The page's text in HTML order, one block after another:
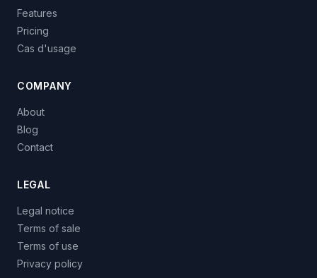
Features
Pricing
Cas d'usage
COMPANY
About
Blog
Contact
LEGAL
Legal notice
Terms of sale
Terms of use
Privacy policy